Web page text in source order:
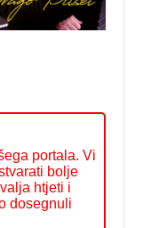
portala. Vi
bolje
htjeti i
dosegnuli